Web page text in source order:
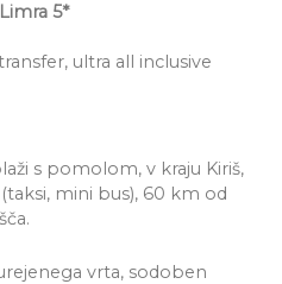
5*
ultra all inclusive
s pomolom, v kraju Kiriš,
mini bus), 60 km od
vrta, sodoben